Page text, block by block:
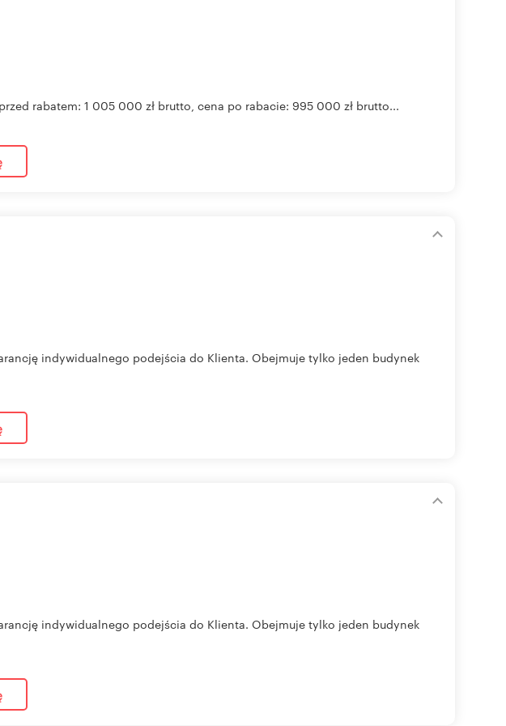
przed rabatem: 1 005 000 zł brutto, cena po rabacie: 995 000 zł brutto...
indywidualnego podejścia do Klienta. Obejmuje tylko jeden budynek
indywidualnego podejścia do Klienta. Obejmuje tylko jeden budynek